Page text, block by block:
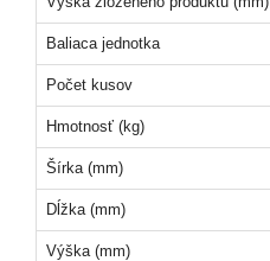
Baliaca jednotka
Počet kusov
Hmotnosť (kg)
Šírka (mm)
Dĺžka (mm)
Výška (mm)